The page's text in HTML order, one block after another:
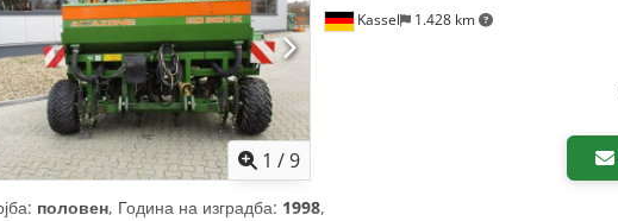
1 /9
Kassel 1.428 km
половен, Година на изградба: 1998,